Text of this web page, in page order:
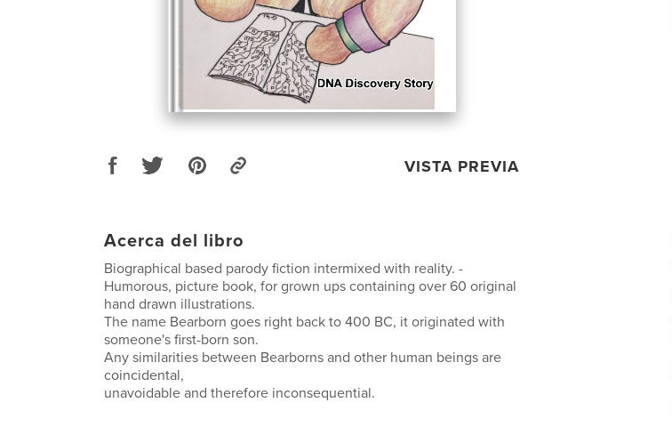
VISTA PREVIA
Acerca del libro
Biographical based parody fiction intermixed with reality. -
Humorous, picture book, for grown ups containing over 60 original
hand drawn illustrations.
The name Bearborn goes right back to 400 BC, it originated with
someone's first-born son.
Any similarities between Bearborns and other human beings are
coincidental,
unavoidable and therefore inconsequential.